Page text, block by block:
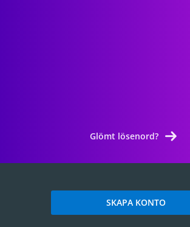
Glömt lösenord?
SKAPA KONTO